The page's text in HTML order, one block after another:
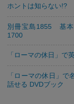
ホントは知らない!?
別冊宝島1855 基本
1700
「ローマの休日」で
「ローマの休日」
話せる DVDブック